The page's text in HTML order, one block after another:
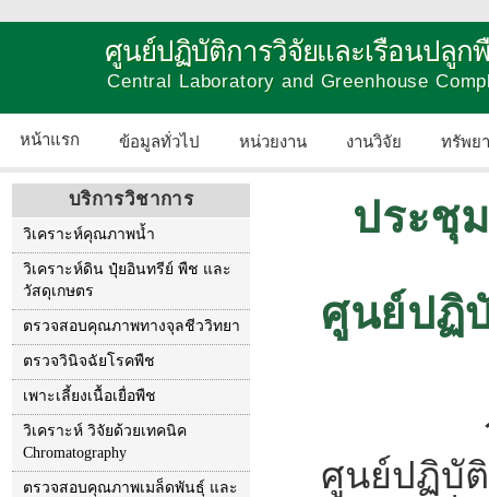
ศูนย์ปฏิบัติการวิจัยและเรือนปลูก
Central Laboratory and Greenhouse
หน้าแรก ข้อมูลทั่วไป หน่วยงาน งานวิจัย ทรัพย
บริการวิชาการ
วิเคราะห์คุณภาพน้ำ
วิเคราะห์ดิน ปุ๋ยอินทรีย์ พืช และ
วัสดุเกษตร
ตรวจสอบคุณภาพทางจุลชีววิทยา
ตรวจวินิจฉัยโรคพืช
เพาะเลี้ยงเนื้อเยื่อพืช
วิเคราะห์ วิจัยด้วยเทคนิค
Chromatography
ตรวจสอบคุณภาพเมล็ดพันธุ์ และ
ประชุ
ศูนย์ปฏิ
ศูนย์ปฏิบั